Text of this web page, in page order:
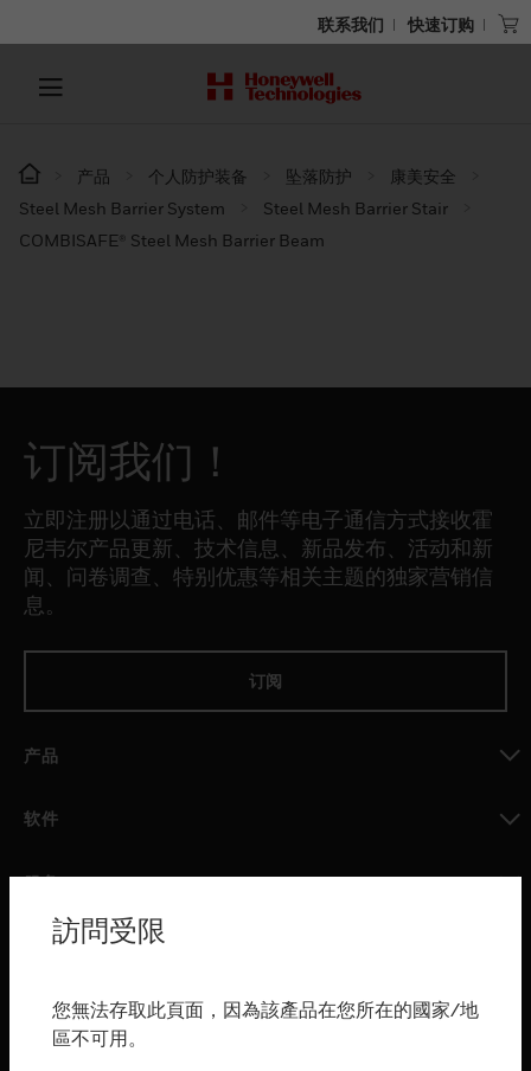
联系我们 快速订购
产品 个人防护装备 坠落防护
康美安全
Steel Mesh Barrier System
Steel Mesh Barrier Stair
COMBISAFE® Steel Mesh Barrier Beam
订阅我们！
立即注册以通过电话、邮件等电子通信方式接收霍
尼韦尔产品更新、技术信息、新品发布、活动和新
闻、问卷调查、特别优惠等相关主题的独家营销信
息。
订阅
产品
软件
服务
toggle view
行业
购买渠道
toggle view
訪問受限
您無法存取此頁面，因為該產品在您所在的國家/地
區不可用。